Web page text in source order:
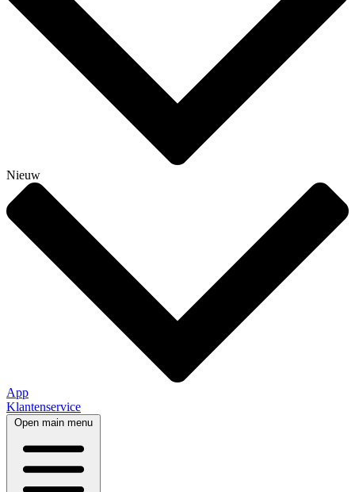
Nieuw
App
Klantenservice
Open main menu